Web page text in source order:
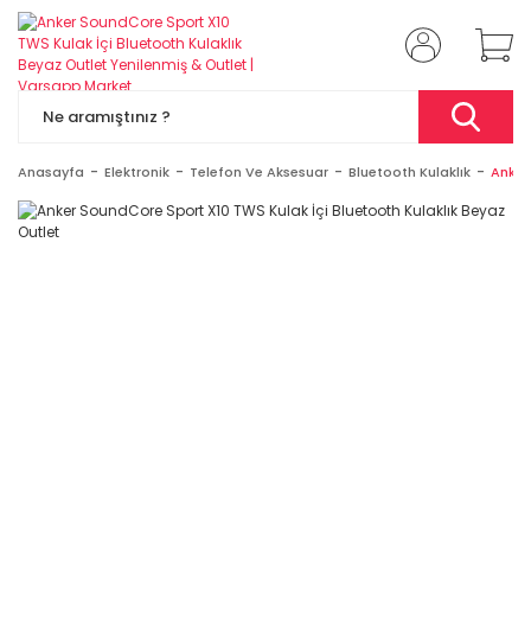
Anasayfa Elektronik Telefon Ve Aksesuar Bluetooth Kulaklık